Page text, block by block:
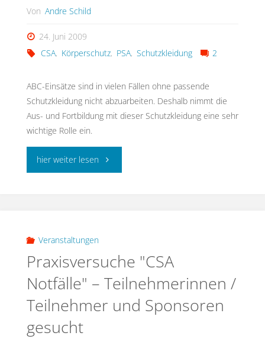
Von Andre Schild
24. Juni 2009
CSA, Körperschutz, PSA, Schutzkleidung 2
ABC-Einsätze sind in vielen Fällen ohne passende
Schutzkleidung nicht abzuarbeiten. Deshalb nimmt die
Aus- und Fortbildung mit dieser Schutzkleidung eine sehr
wichtige Rolle ein.
hier weiter lesen"An-
Schutzkleidung"
Veranstaltungen
Praxisversuche "CSA
Notfälle" – Teilnehmerinnen /
Teilnehmer und Sponsoren
gesucht